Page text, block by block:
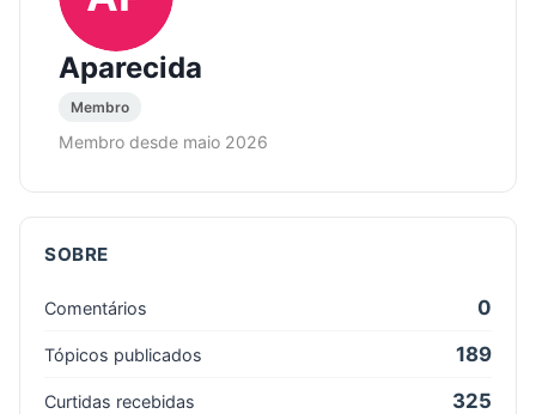
Aparecida
Membro
Membro desde maio 2026
SOBRE
Comentários 0
Tópicos publicados 189
Curtidas recebidas 325